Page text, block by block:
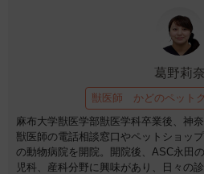
葛野莉奈
獣医師 かどのペット
麻布大学獣医学部獣医学科卒業後、神
獣医師の電話相談窓口やペットショッ
の動物病院を開院。開院後、ASC永田
児科、産科分野に興味があり、日々の